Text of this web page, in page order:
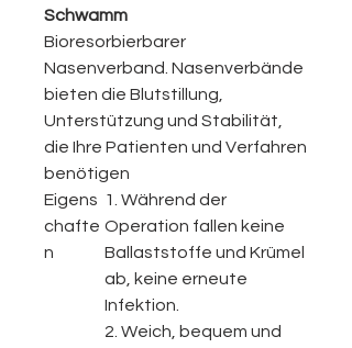
Schwamm
Bioresorbierbarer
Nasenverband. Nasenverbände
bieten die Blutstillung,
Unterstützung und Stabilität,
die Ihre Patienten und Verfahren
benötigen
Eigens
chafte
n
1. Während der
Operation fallen keine
Ballaststoffe und Krümel
ab, keine erneute
Infektion.
2. Weich, bequem und